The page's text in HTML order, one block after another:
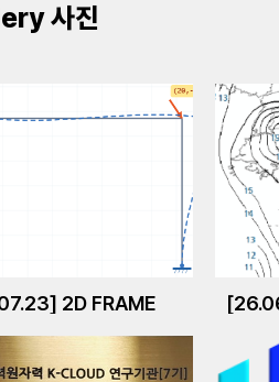
사진
2D FRAME